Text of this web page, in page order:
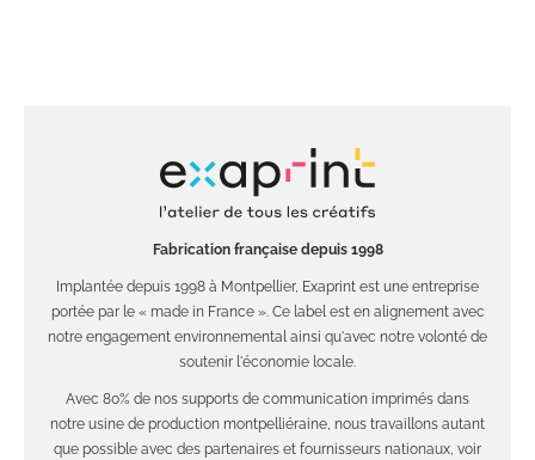
Fabrication française depuis 1998
Implantée depuis 1998 à Montpellier, Exaprint est une entreprise
portée par le « made in France ». Ce label est en alignement avec
notre engagement environnemental ainsi qu'avec notre volonté de
soutenir l'économie locale.
Avec 80% de nos supports de communication imprimés dans
notre usine de production montpelliéraine, nous travaillons autant
que possible avec des partenaires et fournisseurs nationaux, voir